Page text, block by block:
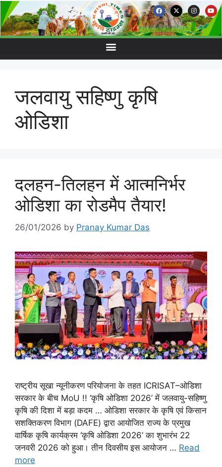
जलवायु सहिष्णु कृषि
ओडिशा
दलहन-तिलहन में आत्मनिर्भर
ओडिशा का रोडमैप तैयार!
26/01/2026 by Pranay Kumar Das
राष्ट्रीय सूखा न्यूनीकरण परियोजना के तहत ICRISAT–ओडिशा
सरकार के बीच MoU !! ‘कृषि ओडिशा 2026’ में जलवायु-सहिष्णु
कृषि की दिशा में बड़ा कदम … ओडिशा सरकार के कृषि एवं किसान
सशक्तिकरण विभाग (DAFE) द्वारा आयोजित राज्य के प्रमुख
वार्षिक कृषि कार्यक्रम ‘कृषि ओडिशा 2026’ का शुभारंभ 22
जनवरी 2026 को हुआ। तीन दिवसीय इस आयोजन … Read
more